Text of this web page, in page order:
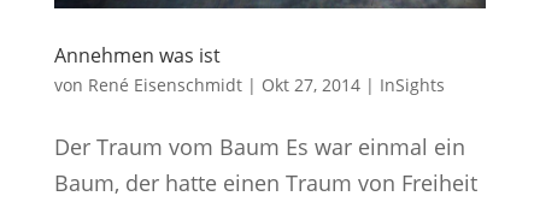
Annehmen was ist
von René Eisenschmidt| Okt 27, 2014| InSights
Der Traum vom Baum Es war einmal ein
Baum, der hatte einen Traum von Freiheit